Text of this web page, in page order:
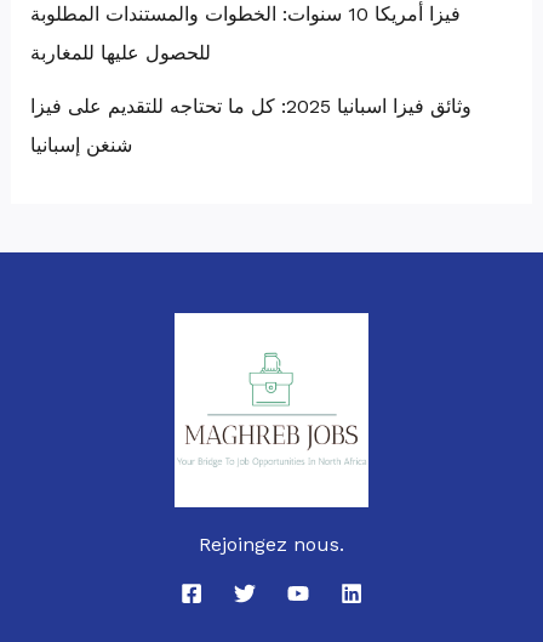
فيزا أمريكا 10 سنوات: الخطوات والمستندات المطلوبة
للحصول عليها للمغاربة
وثائق فيزا اسبانيا 2025: كل ما تحتاجه للتقديم على فيزا
شنغن إسبانيا
Rejoingez nous.